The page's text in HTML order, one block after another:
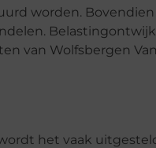
worden.
van Wolfsbergen
het vaak